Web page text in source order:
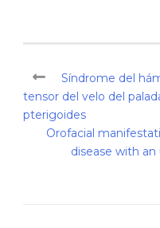
Síndrome del
tensor del velo del
pterigoides
Orofacial
disease with